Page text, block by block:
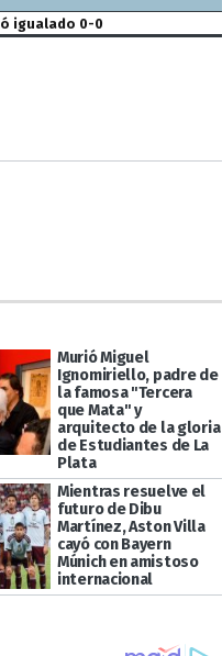
igualado 0-0
Murió Miguel
Ignomiriello, padre de
la famosa "Tercera
que Mata" y
arquitecto de la gloria
de Estudiantes de La
Plata
Mientras resuelve el
futuro de Dibu
Martínez, Aston Villa
cayó con Bayern
Múnich en amistoso
internacional